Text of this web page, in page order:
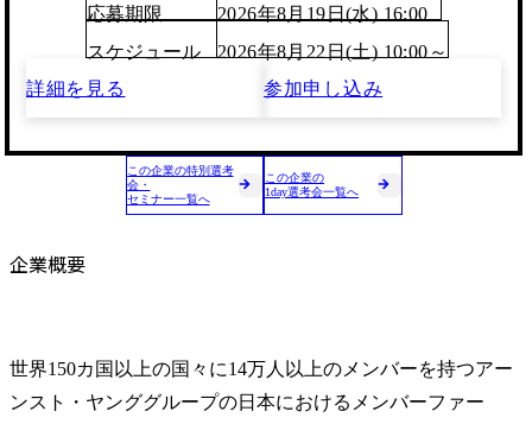
応募期限
2026年8月19日(水) 16:00
スケジュール
2026年8月22日(土) 10:00～
詳細を見る
参加申し込み
この企業の特別選考
会・
セミナー一覧へ
この企業の
1day選考会一覧へ
企業概要
世界150カ国以上の国々に14万人以上のメンバーを持つアー
ンスト・ヤンググループの日本におけるメンバーファー